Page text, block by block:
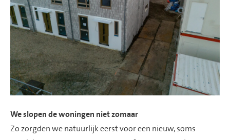
We slopen de woningen niet zomaar
Zo zorgden we natuurlijk eerst voor een nieuw, soms